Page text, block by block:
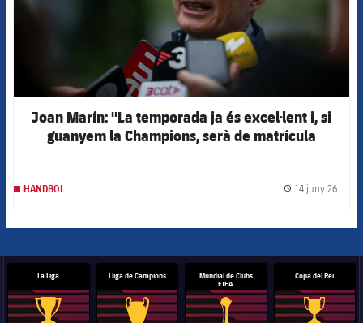
Joan Marín: "La temporada ja és excel·lent i, si
guanyem la Champions, serà de matrícula
HANDBOL 14 juny 26
La Liga Lliga de Campions
Mundial de Clubs
FIFA
Copa del Rei